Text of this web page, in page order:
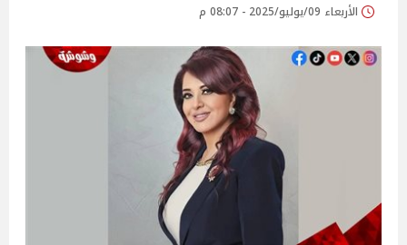
الأربعاء 09/يوليو/2025 - 08:07 م